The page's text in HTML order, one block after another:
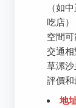
（如
吃店
空間
交通
草漯
評價和
地